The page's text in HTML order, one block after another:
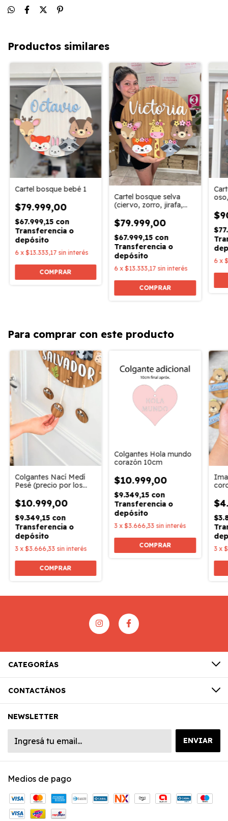
Productos similares
Cartel bosque bebé 1
$79.999,00
$67.999,15 con
Transferencia o
depósito
6 x $13.333,17 sin interés
COMPRAR
Cartel bosque selva
(ciervo, zorro, jirafa,
$79.999,00
$67.999,15 con
Transferencia o
depósito
6 x$13.333,17 sin interés
COMPRAR
6 x
Para comprar con este producto
Colgantes Nací Medí
Pesé (precio por los
$10.999,00
$9.349,15 con
Transferencia o
depósito
3 x $3.666,33 sin interés
Colgantes Hola mundo
corazón 10cm
$10.999,00
$9.349,15 con
Transferencia o
depósito
3 x$3.666,33 sin interés
3 x
CATEGORÍAS
CONTACTÁNOS
NEWSLETTER
Medios de pago